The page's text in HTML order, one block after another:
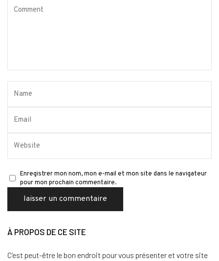
Enregistrer mon nom, mon e-mail et mon site dans le navigateur
pour mon prochain commentaire.
À PROPOS DE CE SITE
C’est peut-être le bon endroit pour vous présenter et votre site